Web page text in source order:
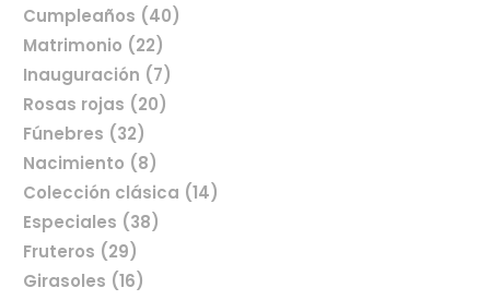
Cumpleaños (40)
Matrimonio (22)
Inauguración (7)
Rosas rojas (20)
Fúnebres (32)
Nacimiento (8)
Colección clásica (14)
Especiales (38)
Fruteros (29)
Girasoles (16)